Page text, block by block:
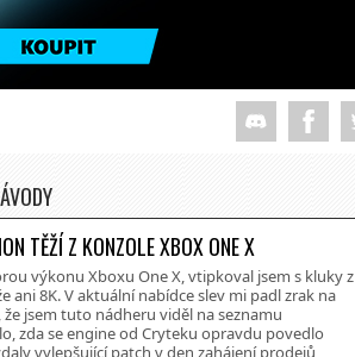
TĚŽÍ Z KONZOLE XBOX ONE X
výkonu Xboxu One X, vtipkoval jsem s kluky z
ani 8K. V aktuální nabídce slev mi padl zrak na
jsem tuto nádheru viděl na seznamu
zda se engine od Cryteku opravdu povedlo
vylepšující patch v den zahájení prodejů